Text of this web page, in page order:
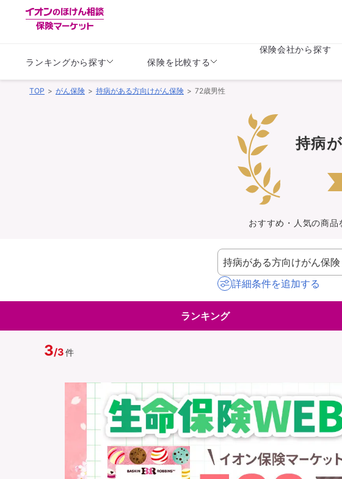
ランキングから探す
持病がある方向け
バイク保険
ペット保険
スマホ保険
イオンカード会員さま
専用保険（損害保険）
保険を比較する
保険会社から探す
TOP がん保険 持病がある方向けがん保険 72歳男性
持病
おすすめ・人気の商品
詳細条件を追加する
ランキング
3/3件